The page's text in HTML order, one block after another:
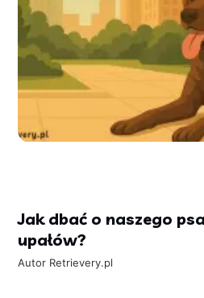
Jak dbać o naszego
upałów?
Autor Retrievery.pl